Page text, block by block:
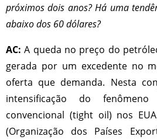
próximos dois anos? Há uma
abaixo dos 60 dólares?
AC: A queda no preço do
gerada por um excedente no
oferta que demanda. Nesta
intensificação do
convencional (tight oil) nos
(Organização dos Países